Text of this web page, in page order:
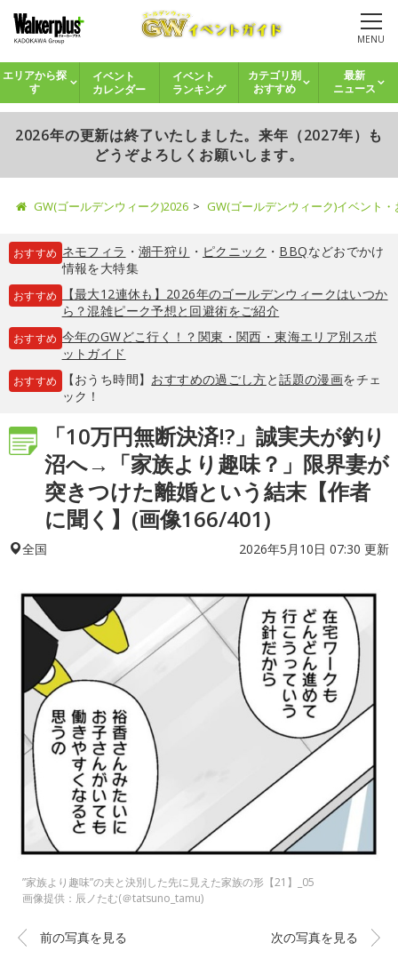
MENU
エリアから探
す
イベント
カレンダー
イベント
ランキング
カテゴリ別
おすすめ
最新
ニュース
2026年の更新は終了いたしました。来年（2027年）も
どうぞよろしくお願いします。
GW(ゴールデンウィーク)2026 GW(ゴールデンウィーク)イベント
おすすめ ネモフィラ ・ 潮干狩り ・ ピクニック ・ BBQなどおでかけ
情報を大特集
おすすめ
【最大12連休も】2026年のゴールデンウィークはいつか
ら？混雑ピーク予想と回避術をご紹介
おすすめ 今年のGWどこ行く！？関東・関西・東海エリア別スポ
ットガイド
おすすめ 【おうち時間】 おすすめの過ごし方と話題の漫画をチェ
ック！
「10万円無断決済!?」誠実夫が釣り
沼へ→「家族より趣味？」限界妻が
突きつけた離婚という結末【作者
に聞く】(画像166/401)
全国 2026年5月10日 07:30 更新
”家族より趣味”の夫と決別した先に見えた家族の形【21】_05
画像提供：辰ノたむ(＠tatsuno_tamu)
前の写真を見る 次の写真を見る